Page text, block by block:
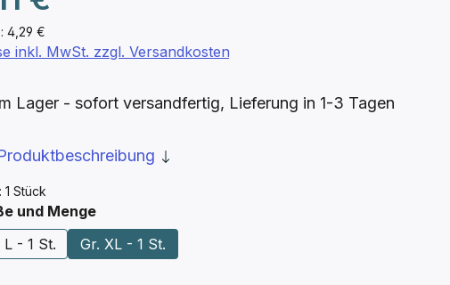
4,29 €
1 Stück
inkl. MwSt. zzgl. Versandkosten
Lager - sofort versandfertig, Lieferung in 1-3 Tagen
und Mengeauswählen
L - 1 St.
Gr. XL - 1 St.